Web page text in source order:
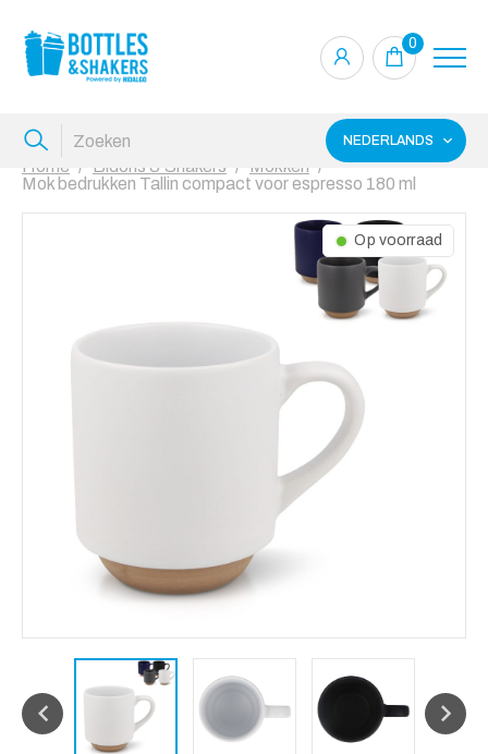
0
NEDERLANDS
Home Bidons & Shakers
Mokken
Mok bedrukken Tallin compact voor espresso 180 ml
Op voorraad